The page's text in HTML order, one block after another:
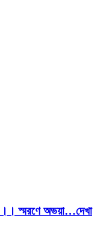
স্মরণে অভয়া…দেখা